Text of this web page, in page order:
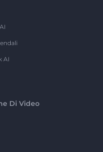
AI
Di Video